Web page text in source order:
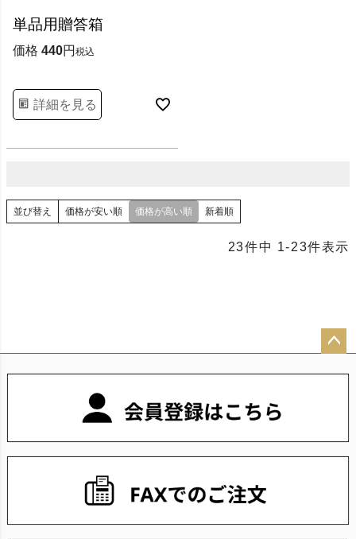
単品用贈答箱
価格 440 税込
詳細を見る
並び替え 価格が安い順 価格が高い順 新着順
23件中 1-23件表示